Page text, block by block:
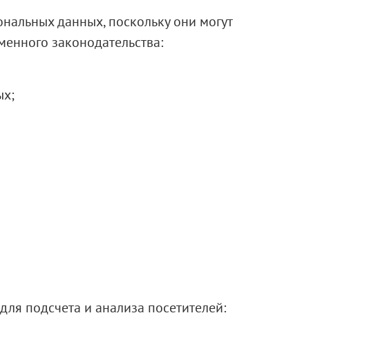
данных, поскольку они могут
законодательства:
подсчета и анализа посетителей: